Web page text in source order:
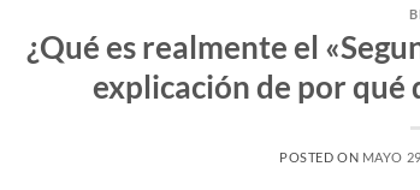
¿Qué es realmente el
explicación de por qué
POSTED ON MAYO